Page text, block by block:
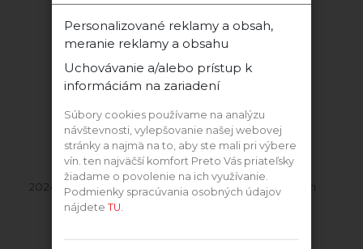
2024 Sauvignon Blanc
Skladom
Nízkohistamín
2021 Sauvignon
Skladom
Personalizované reklamy a obsah,
meranie reklamy a obsahu
Uchovávanie a/alebo prístup k
informáciám na zariadení
Súbory cookies používame na analýzu
návštevnosti, vylepšovanie našej webovej
stránky a najmä na to, aby ste mali pri výbere
vín. ten najväčší komfort Preto Vás priateľsky
žiadame o povolenie na ich využívanie.
Podmienky spracúvania osobných údajov
nájdeteTU.